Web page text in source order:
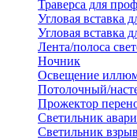
Траверса для
Угловая вставка
Угловая вставка
Лента/полоса
Ночник
Освещение
Потолочный/
Прожектор
Светильник
Светильник